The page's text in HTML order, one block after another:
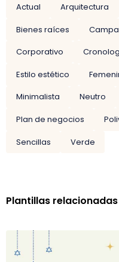
Actual Arquitectura
Bienes raíces
Corporativo
Estilo estético
Minimalista
Neutro
Plan de negocios
Sencillas
Verde
Plantillas relacionadas